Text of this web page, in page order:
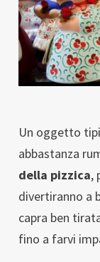
Un oggetto
abbastanza
della pizzica,
divertiranno a
capra ben
fino a farvi